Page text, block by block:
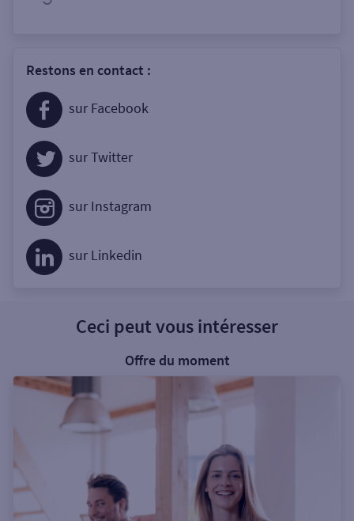
Restons en contact :
sur Facebook
sur Twitter
sur Instagram
sur Linkedin
Ceci peut vous intéresser
Offre du moment